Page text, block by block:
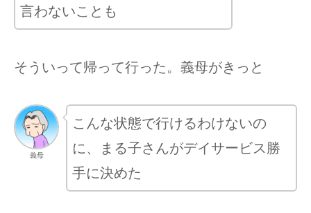
言わないことも
そういって帰って行った。義母がきっと
義母
こんな状態で行けるわけないの
に、まる子さんがデイサービス勝
手に決めた